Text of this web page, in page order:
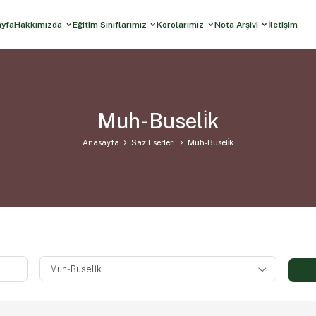
Hakkımızda Eğitim Sınıflarımız Korolarımız Nota Arşivi İletişim
Muh-Buseli̇k
Anasayfa Saz Eserleri Muh-Buseli̇k